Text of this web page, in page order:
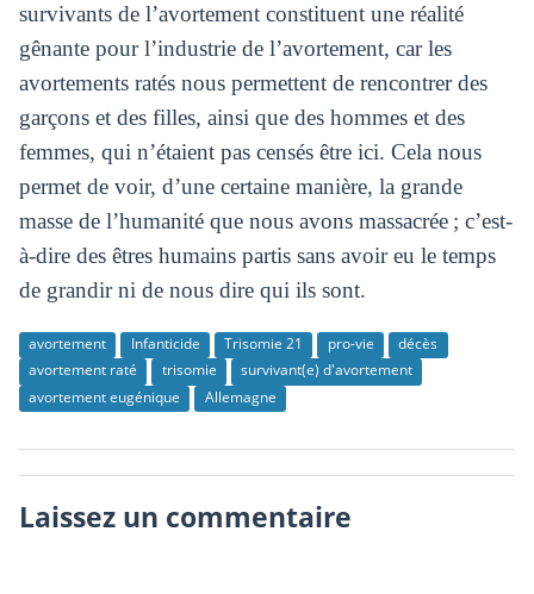
survivants de l’avortement constituent une réalité
gênante pour l’industrie de l’avortement, car les
avortements ratés nous permettent de rencontrer des
garçons et des filles, ainsi que des hommes et des
femmes, qui n’étaient pas censés être ici. Cela nous
permet de voir, d’une certaine manière, la grande
masse de l’humanité que nous avons massacrée ; c’est-
à-dire des êtres humains partis sans avoir eu le temps
de grandir ni de nous dire qui ils sont.
avortement Infanticide Trisomie 21 pro-vie
décès
avortement raté
trisomie
survivant(e) d'avortement
avortement eugénique
Allemagne
Laissez un commentaire